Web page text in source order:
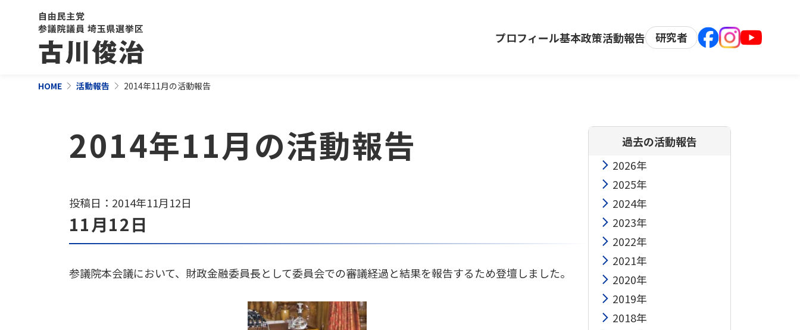
プロフィール基本政策活動報告 研究者
HOME 活動報告 2014年11月の活動報告
2014年11月の活動報告
投稿日：2014年11月12日
11月12日
参議院本会議において、財政金融委員長として委員会での審議経過と結果を報告するため登壇しました。
過去の活動報告
2026年
2025年
2024年
2023年
2022年
2021年
2020年
2019年
2018年